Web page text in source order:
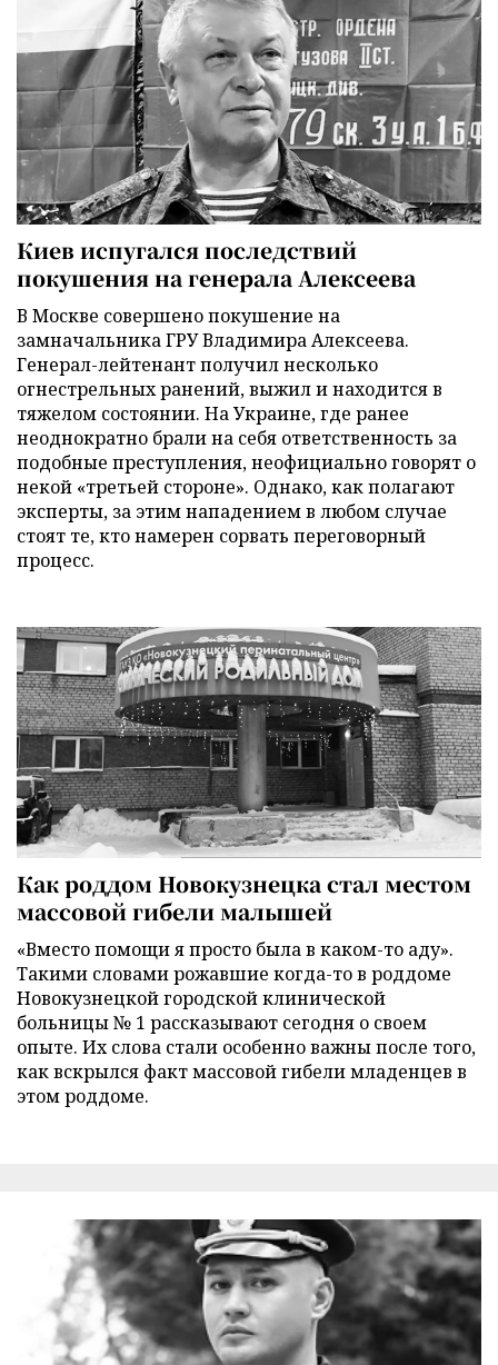
Киев испугался последствий
покушения на генерала Алексеева
В Москве совершено покушение на
замначальника ГРУ Владимира Алексеева.
Генерал-лейтенант получил несколько
огнестрельных ранений, выжил и находится в
тяжелом состоянии. На Украине, где ранее
неоднократно брали на себя ответственность за
подобные преступления, неофициально говорят о
некой «третьей стороне». Однако, как полагают
эксперты, за этим нападением в любом случае
стоят те, кто намерен сорвать переговорный
процесс.
Как роддом Новокузнецка стал местом
массовой гибели малышей
«Вместо помощи я просто была в каком-то аду».
Такими словами рожавшие когда-то в роддоме
Новокузнецкой городской клинической
больницы № 1 рассказывают сегодня о своем
опыте. Их слова стали особенно важны после того,
как вскрылся факт массовой гибели младенцев в
этом роддоме.